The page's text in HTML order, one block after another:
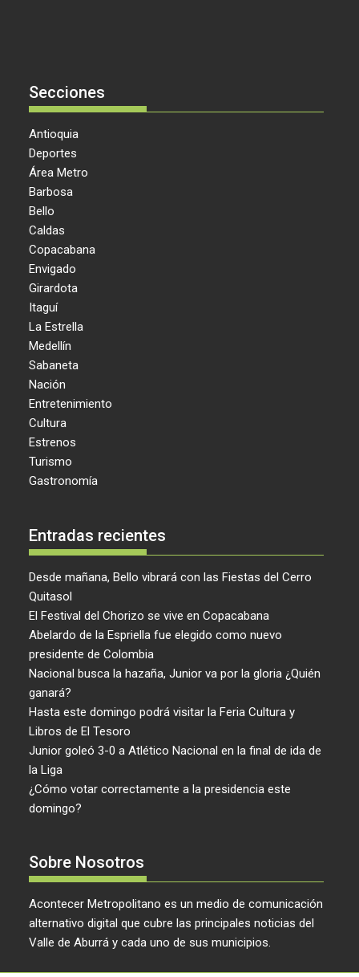
Secciones
Antioquia
Deportes
Área Metro
Barbosa
Bello
Caldas
Copacabana
Envigado
Girardota
Itaguí
La Estrella
Medellín
Sabaneta
Nación
Entretenimiento
Cultura
Estrenos
Turismo
Gastronomía
Entradas recientes
Desde mañana, Bello vibrará con las Fiestas del Cerro
Quitasol
El Festival del Chorizo se vive en Copacabana
Abelardo de la Espriella fue elegido como nuevo
presidente de Colombia
Nacional busca la hazaña, Junior va por la gloria ¿Quién
ganará?
Hasta este domingo podrá visitar la Feria Cultura y
Libros de El Tesoro
Junior goleó 3-0 a Atlético Nacional en la final de ida de
la Liga
¿Cómo votar correctamente a la presidencia este
domingo?
Sobre Nosotros
Acontecer Metropolitano es un medio de comunicación
alternativo digital que cubre las principales noticias del
Valle de Aburrá y cada uno de sus municipios.